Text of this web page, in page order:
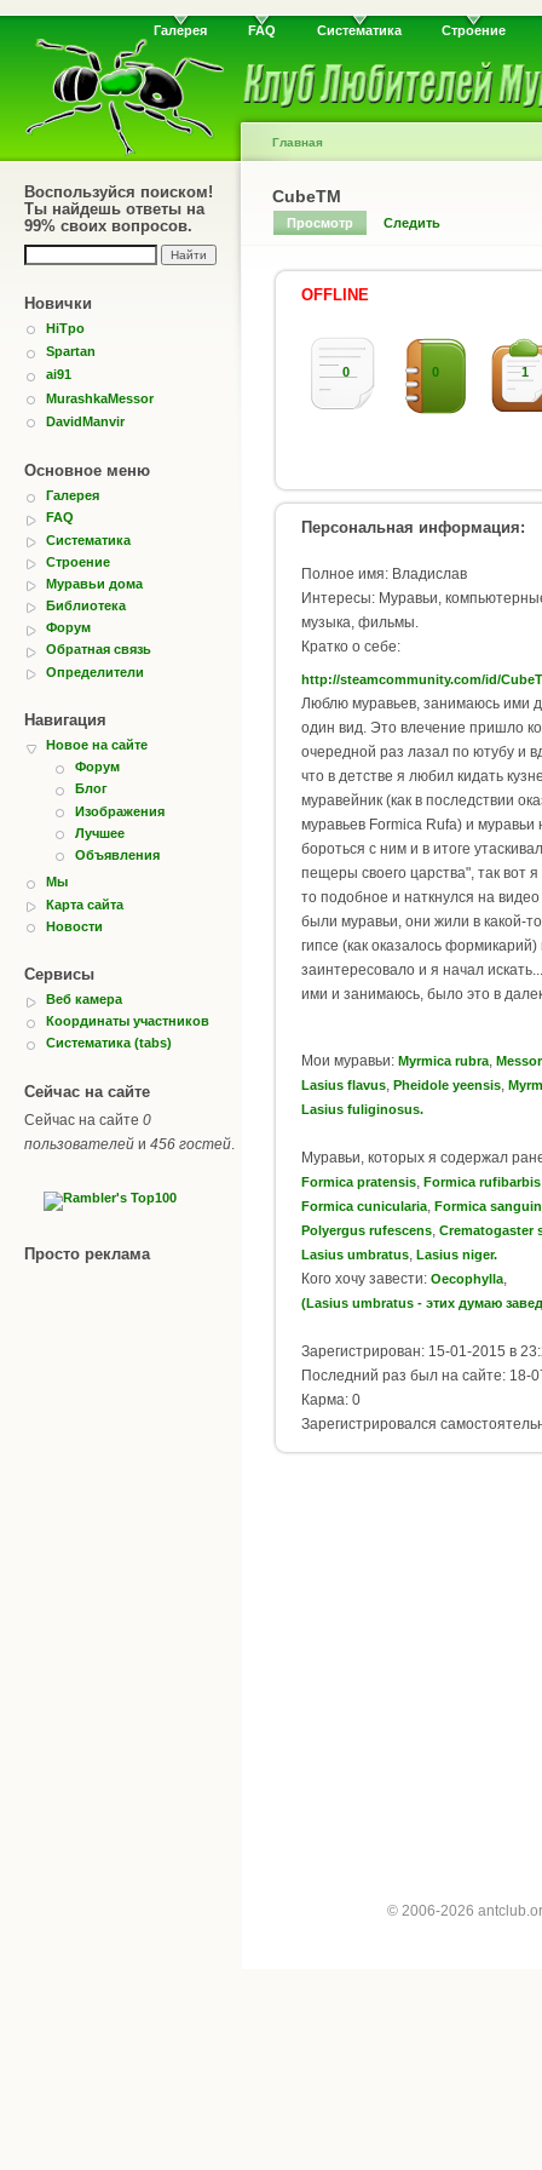
Галерея FAQ Систематика Строение
Воспользуйся поиском!
Ты найдешь ответы на
99% своих вопросов.
Новички
HiTpo
Spartan
ai91
MurashkaMessor
DavidManvir
Основное меню
Галерея
FAQ
Систематика
Строение
Муравьи дома
Библиотека
Форум
Обратная связь
Определители
Навигация
Новое на сайте
Форум
Блог
Изображения
Лучшее
Объявления
Мы
Карта сайта
Новости
Сервисы
Веб камера
Координаты участников
Систематика (tabs)
Сейчас на сайте
Сейчас на сайте 0
пользователей и 456 гостей.
Просто реклама
Главная
CubeTM
Просмотр Следить
OFFLINE
0 0 1
Персональная информация:
Полное имя: Владислав
Интересы: Муравьи,
музыка, фильмы.
Кратко о себе:
http://steamcommunity.com/id/
Люблю муравьев, занимаюсь ими
один вид. Это влечение пришло ко
очередной раз лазал по ютубу и
что в детстве я любил кидать
муравейник (как в последствии
муравьев Formica Rufa) и муравьи
бороться с ним и в итоге
пещеры своего царства", так вот
то подобное и наткнулся на
были муравьи, они жили в какой-
гипсе (как оказалось
заинтересовало и я начал
ими и занимаюсь, было это в
Мои муравьи: Myrmica rubra
Lasius flavus Pheidole yeensis
Lasius fuliginosus.
Муравьи, которых я содержал
Formica pratensis Formica rufibarbis
Formica cunicularia Formica
Polyergus rufescens Сrematogaster
Lasius umbratus Lasius niger.
Кого хочу завести: Oecophylla
(Lasius umbratus - этих думаю
Зарегистрирован: 15-01-2015 в
Последний раз был на сайте: 18-
Карма: 0
Зарегистрировался
© 2006-2026